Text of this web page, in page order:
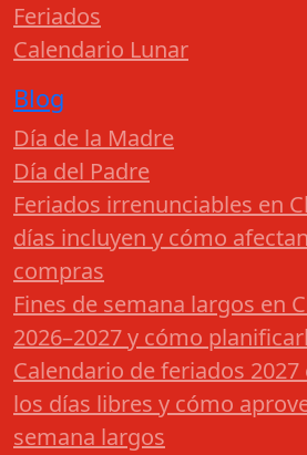
Feriados
Calendario Lunar
Blog
Día de la Madre
Día del Padre
Feriados irrenunciables en
días incluyen y cómo
compras
Fines de semana largos en
2026–2027 y cómo
Calendario de feriados
los días libres y cómo
semana largos